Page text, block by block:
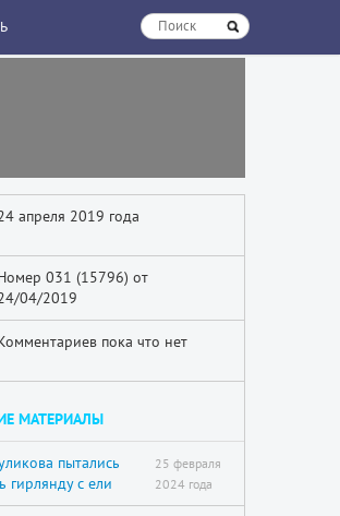
апреля 2019 года
031 (15796) от
04/2019
пока что нет
МАТЕРИАЛЫ
пытались
гирлянду с ели
25 февраля
2024 года